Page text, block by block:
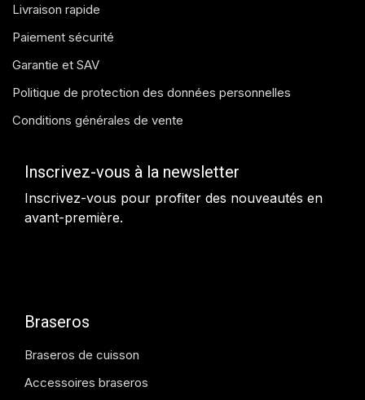
Livraison rapide
Paiement sécurité
Garantie et SAV
Politique de protection des données personnelles
Conditions générales de vente
Inscrivez-vous à la newsletter
Inscrivez-vous pour profiter des nouveautés en
avant-première.
Braseros
Braseros de cuisson
Accessoires braseros